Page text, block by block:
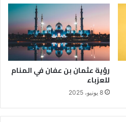
رؤية عثمان بن عفان في المنام
للعزباء
8 يونيو، 2025